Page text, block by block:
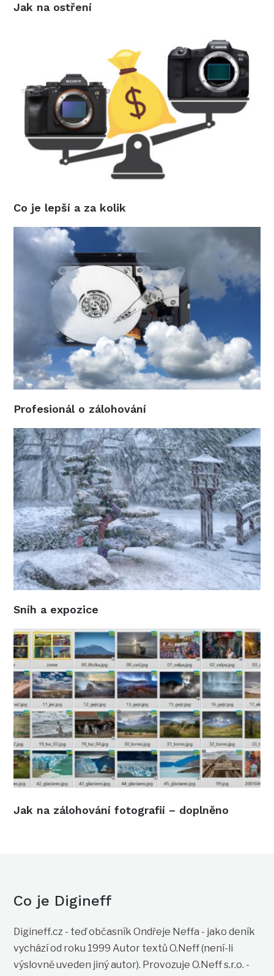
Jak na ostření
Co je lepší a za kolik
Profesionál o zálohování
Sníh a expozice
Jak na zálohování fotografií – doplněno
Co je Digineff
Digineff.cz - teď občasník Ondřeje Neffa - jako deník
vychází od roku 1999 Autor textů O.Neff (není-li
výslovně uveden jiný autor). Provozuje O.Neff s.r.o. -